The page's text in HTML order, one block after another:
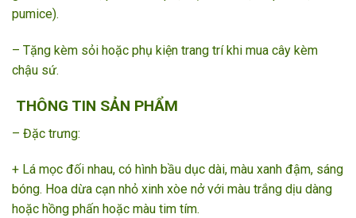
pumice).
– Tặng kèm sỏi hoặc phụ kiện trang trí khi mua cây kèm
chậu sứ.
THÔNG TIN SẢN PHẨM
– Đặc trưng:
+ Lá mọc đối nhau, có hình bầu dục dài, màu xanh đậm, sáng
bóng. Hoa dừa cạn nhỏ xinh xòe nở với màu trắng dịu dàng
hoặc hồng phấn hoặc màu tim tím.